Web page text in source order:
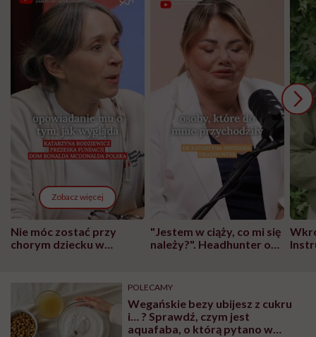
Zobacz więcej
Nie móc zostać przy
chorym dziecku w
może chyba tylko
głupota i brak
wyobraźni"
"Jestem w ciąży, co mi się
należy?". Headhunter o
pracy
POLECAMY
Wegańskie bezy ubijesz z cukru
i… ? Sprawdź, czym jest
aquafaba, o którą pytano w